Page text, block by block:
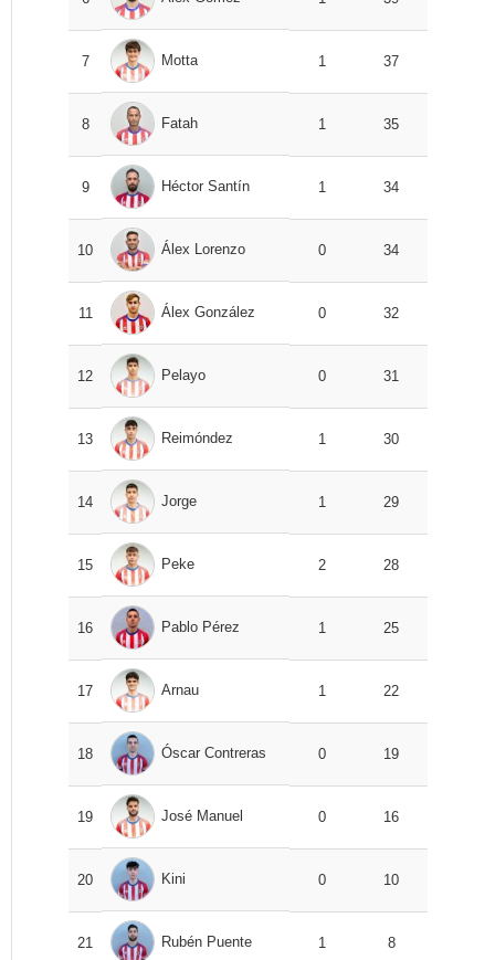
7 Motta 1 37
8 Fatah 1 35
9 Héctor Santín 1 34
10 Álex Lorenzo 0 34
11 Álex González 0 32
12 Pelayo 0 31
13 Reimóndez 1 30
14 Jorge 1 29
15 Peke 2 28
16 Pablo Pérez 1 25
17 Arnau 1 22
18 Óscar Contreras 0 19
19 José Manuel 0 16
20 Kini 0 10
21 Rubén Puente 1 8